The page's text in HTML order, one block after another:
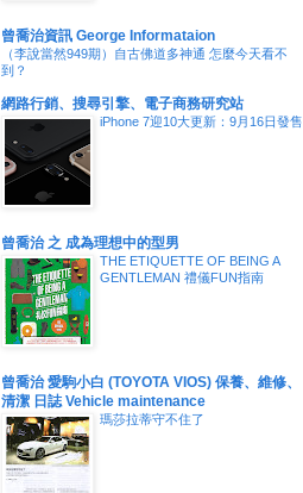
曾喬治資訊 George Informataion
（李說當然949期）自古佛道多神通 怎麼今天看不
到？
網路行銷、搜尋引擎、電子商務研究站
iPhone 7迎10大更新：9月16日發售
曾喬治 之 成為理想中的型男
THE ETIQUETTE OF BEING A
GENTLEMAN 禮儀FUN指南
曾喬治 愛駒小白 (TOYOTA VIOS) 保養、維修、
清潔 日誌 Vehicle maintenance
瑪莎拉蒂守不住了